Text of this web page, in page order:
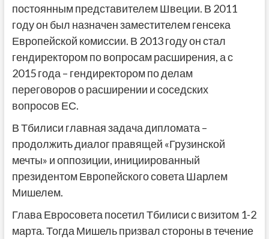
постоянным представителем Швеции. В 2011
году он был назначен заместителем генсека
Европейской комиссии. В 2013 году он стал
гендиректором по вопросам расширения, а с
2015 года – гендиректором по делам
переговоров о расширении и соседских
вопросов ЕС.
В Тбилиси главная задача дипломата –
продолжить диалог правящей «Грузинской
мечты» и оппозиции, инициированный
президентом Европейского совета Шарлем
Мишелем.
Глава Евросовета посетил Тбилиси с визитом 1-2
марта. Тогда Мишель призвал стороны в течение